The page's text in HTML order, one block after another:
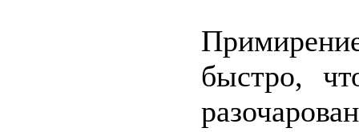
быстро,